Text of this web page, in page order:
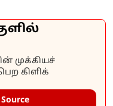
முக்கியச்
கிளிக்